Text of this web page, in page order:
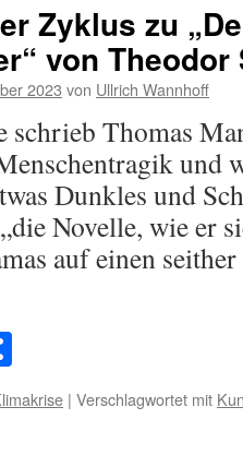
Zyklus zu
von Theodor
2023 von Ullrich Wannhoff
schrieb Thomas
und
Dunkles und
Novelle, wie er
auf einen
| Verschlagwortet mit